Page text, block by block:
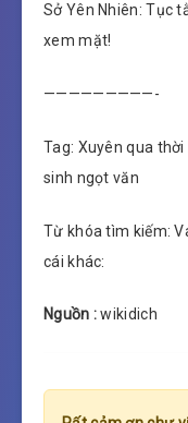
Sở Yên Nhiên: Tục
xem mặt!
—————————-
Tag: Xuyên qua
sinh ngọt văn
Từ khóa tìm kiếm:
cái khác:
Nguồn :wikidich